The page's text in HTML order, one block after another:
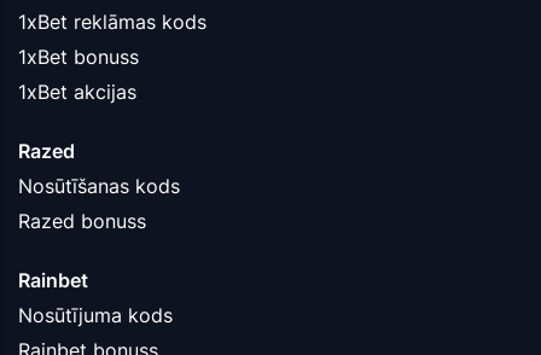
1xBet reklāmas kods
1xBet bonuss
1xBet akcijas
Razed
Nosūtīšanas kods
Razed bonuss
Rainbet
Nosūtījuma kods
Rainbet bonuss